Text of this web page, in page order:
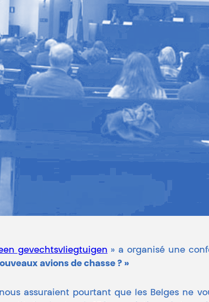
gevechtsvliegtuigen » a organisé une
avions de chasse ? »
assuraient pourtant que les Belges ne